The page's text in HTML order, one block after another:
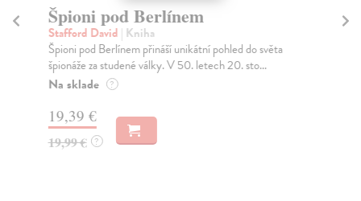
Špioni pod Berlínem
Stafford David | Kniha
Špioni pod Berlínem přináší unikátní pohled do světa
špionáže za studené války. V 50. letech 20. sto...
Na sklade ?
19,39 €
19,99 € ?